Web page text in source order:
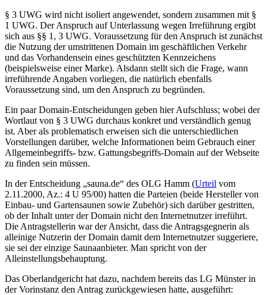
§ 3 UWG wird nicht isoliert angewendet, sondern zusammen mit §
1 UWG. Der Anspruch auf Unterlassung wegen Irreführung ergibt
sich aus §§ 1, 3 UWG. Voraussetzung für den Anspruch ist zunächst
die Nutzung der umstrittenen Domain im geschäftlichen Verkehr
und das Vorhandensein eines geschützten Kennzeichens
(beispielsweise einer Marke). Alsdann stellt sich die Frage, wann
irreführende Angaben vorliegen, die natürlich ebenfalls
Voraussetzung sind, um den Anspruch zu begründen.
Ein paar Domain-Entscheidungen geben hier Aufschluss; wobei der
Wortlaut von § 3 UWG durchaus konkret und verständlich genug
ist. Aber als problematisch erweisen sich die unterschiedlichen
Vorstellungen darüber, welche Informationen beim Gebrauch einer
Allgemeinbegriffs- bzw. Gattungsbegriffs-Domain auf der Webseite
zu finden sein müssen.
In der Entscheidung „sauna.de“ des OLG Hamm (Urteil vom
2.11.2000, Az.: 4 U 95/00) hatten die Parteien (beide Hersteller von
Einbau- und Gartensaunen sowie Zubehör) sich darüber gestritten,
ob der Inhalt unter der Domain nicht den Internetnutzer irreführt.
Die Antragstellerin war der Ansicht, dass die Antragsgegnerin als
alleinige Nutzerin der Domain damit dem Internetnutzer suggeriere,
sie sei der einzige Saunaanbieter. Man spricht von der
Alleinstellungsbehauptung.
Das Oberlandgericht hat dazu, nachdem bereits das LG Münster in
der Vorinstanz den Antrag zurückgewiesen hatte, ausgeführt: